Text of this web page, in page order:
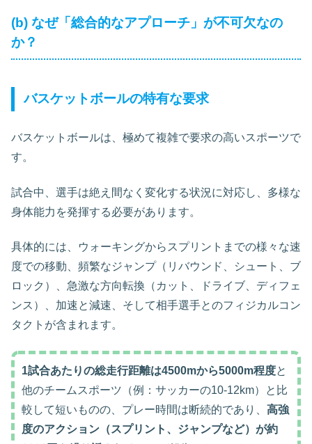
(b) なぜ「総合的なアプローチ」が不可欠なの
か？
バスケットボールの特有な要求
バスケットボールは、極めて複雑で要求の高いスポーツで
す。
試合中、選手は絶え間なく変化する状況に対応し、多様な
身体能力を発揮する必要があります。
具体的には、ウォーキングからスプリントまでの様々な速
度での移動、頻繁なジャンプ（リバウンド、シュート、ブ
ロック）、急激な方向転換（カット、ドライブ、ディフェ
ンス）、加速と減速、そして相手選手とのフィジカルコン
タクトが含まれます。
1試合あたりの総走行距離は4500mから5000m程度と
他のチームスポーツ（例：サッカーの10-12km）と比
較して短いものの、プレー時間は断続的であり、 高強
度のアクション（スプリント、ジャンプなど）が約